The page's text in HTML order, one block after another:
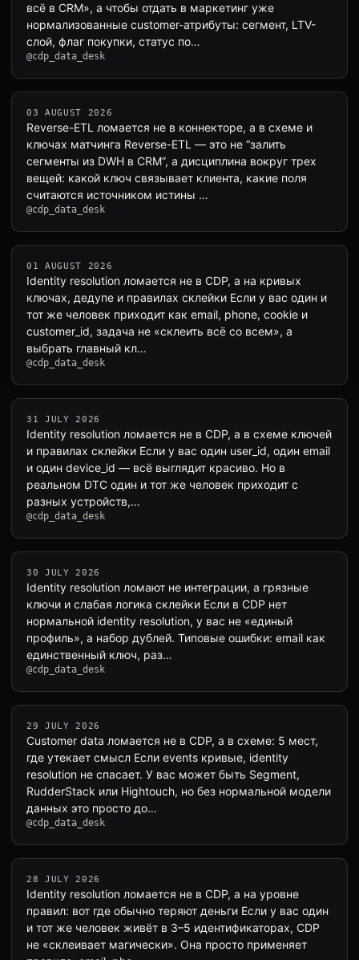
всё в CRM», а чтобы отдать в маркетинг уже
нормализованные customer-атрибуты: сегмент, LTV-
слой, флаг покупки, статус по…
@cdp_data_desk
03 AUGUST 2026
Reverse-ETL ломается не в коннекторе, а в схеме и
ключах матчингa Reverse-ETL — это не “залить
сегменты из DWH в CRM”, а дисциплина вокруг трех
вещей: какой ключ связывает клиента, какие поля
считаются источником истины …
@cdp_data_desk
01 AUGUST 2026
Identity resolution ломается не в CDP, а на кривых
ключах, дедупе и правилах склейки Если у вас один и
тот же человек приходит как email, phone, cookie и
customer_id, задача не «склеить всё со всем», а
выбрать главный кл…
@cdp_data_desk
31 JULY 2026
Identity resolution ломается не в CDP, а в схеме ключей
и правилах склейки Если у вас один user_id, один email
и один device_id — всё выглядит красиво. Но в
реальном DTC один и тот же человек приходит с
разных устройств,…
@cdp_data_desk
30 JULY 2026
Identity resolution ломают не интеграции, а грязные
ключи и слабая логика склейки Если в CDP нет
нормальной identity resolution, у вас не «единый
профиль», а набор дублей. Типовые ошибки: email как
единственный ключ, раз…
@cdp_data_desk
29 JULY 2026
Customer data ломается не в CDP, а в схеме: 5 мест,
где утекает смысл Если events кривые, identity
resolution не спасает. У вас может быть Segment,
RudderStack или Hightouch, но без нормальной модели
данных это просто до…
@cdp_data_desk
28 JULY 2026
Identity resolution ломается не в CDP, а на уровне
правил: вот где обычно теряют деньги Если у вас один
и тот же человек живёт в 3–5 идентификаторах, CDP
не «склеивает магически». Она просто применяет